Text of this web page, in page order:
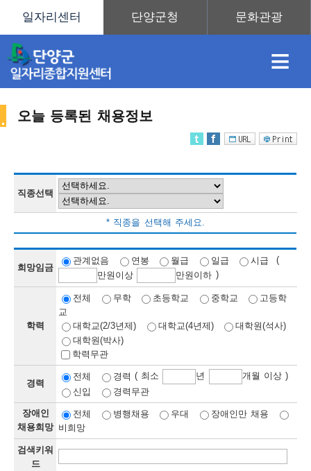
≡
보
보
련
정
우
미
내
오늘 등록된 채용정보
직종선택
* 직종을 선택해 주세요.
희망임금
관계없음 연봉 월급 일급 시급
(
만원이상 만원이하 )
학력
전체 무학 초등학교 중학교
고등학
교
대학교(2/3년제)
대학교(4년제)
대학원(석사)
대학원(박사)
학력무관
경력
전체 경력 ( 최소 년
개월 이상 )
신입
경력무관
장애인
채용희망
전체 병행채용 우대
장애인만 채용
비희망
검색키워
드
채
용
보